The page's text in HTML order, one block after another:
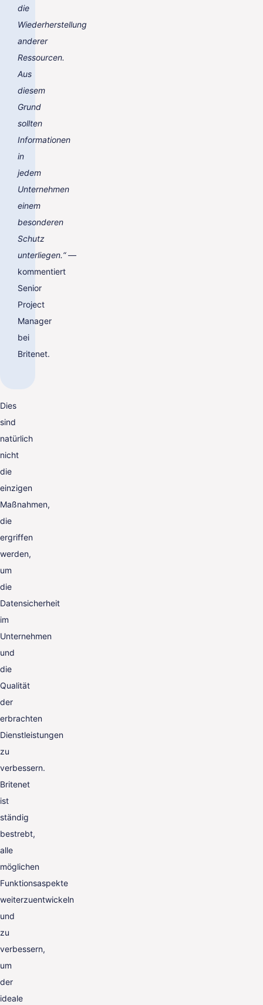
die
Wiederherstellung
anderer
Ressourcen.
Aus
diesem
Grund
sollten
Informationen
in
jedem
Unternehmen
einem
besonderen
Schutz
unterliegen.“—
kommentiert
Senior
Project
Manager
bei
Britenet.
Dies
sind
natürlich
nicht
die
einzigen
Maßnahmen,
die
ergriffen
werden,
um
die
Datensicherheit
im
Unternehmen
und
die
Qualität
der
erbrachten
Dienstleistungen
zu
verbessern.
Britenet
ist
ständig
bestrebt,
alle
möglichen
Funktionsaspekte
weiterzuentwickeln
und
zu
verbessern,
um
der
ideale